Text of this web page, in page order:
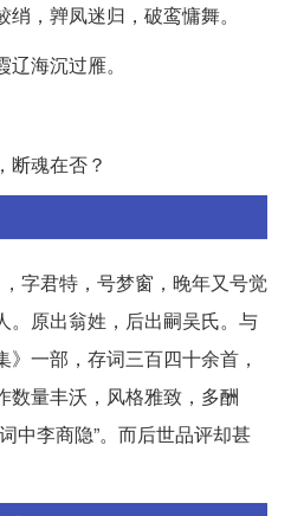
，亸凤迷归，破鸾慵舞。
海沉过雁。
断魂在否？
字君特，号梦窗，晚年又号觉
。原出翁姓，后出嗣吴氏。与
一部，存词三百四十余首，
数量丰沃，风格雅致，多酬
中李商隐”。而后世品评却甚